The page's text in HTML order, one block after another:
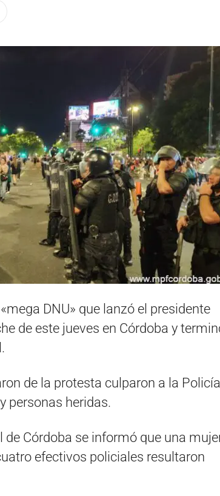
DNU» que lanzó el presidente
de este jueves en Córdoba y
de la protesta culparon a la Policía
personas heridas.
Córdoba se informó que una
efectivos policiales resultaron